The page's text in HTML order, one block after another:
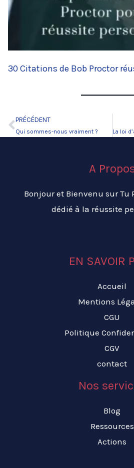
30 Citations de Bob Proctor
Précédent
PRÉCÉDENT
Qui sommes-nous vraiment ?
A
Bonjour et Bienvenu sur Tu
dédié à la réussite
EN SAVOIR
Accueil
Mentions
CGU
Politique
CGV
contact
Nos
Blog
Ressources
Actions